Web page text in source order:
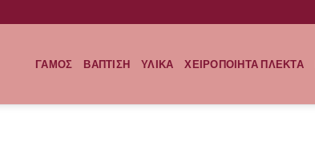
ΓΑΜΟΣ ΒΑΠΤΙΣΗ ΥΛΙΚΑ ΧΕΙΡΟΠΟΙΗΤΑ ΠΛΕΚΤΑ